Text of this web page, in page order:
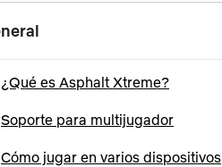
¿Qué es Asphalt Xtreme?
Soporte para multijugador
Cómo jugar en varios dispositivos